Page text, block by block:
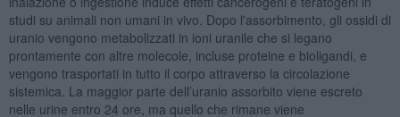
studi su animali non umani in vivo. Dopo l'assorbimento, gli ossidi di
uranio vengono metabolizzati in ioni uranile che si legano
prontamente con altre molecole, incluse proteine e bioligandi, e
vengono trasportati in tutto il corpo attraverso la circolazione
sistemica. La maggior parte dell’uranio assorbito viene escreto
nelle urine entro 24 ore, ma quello che rimane viene